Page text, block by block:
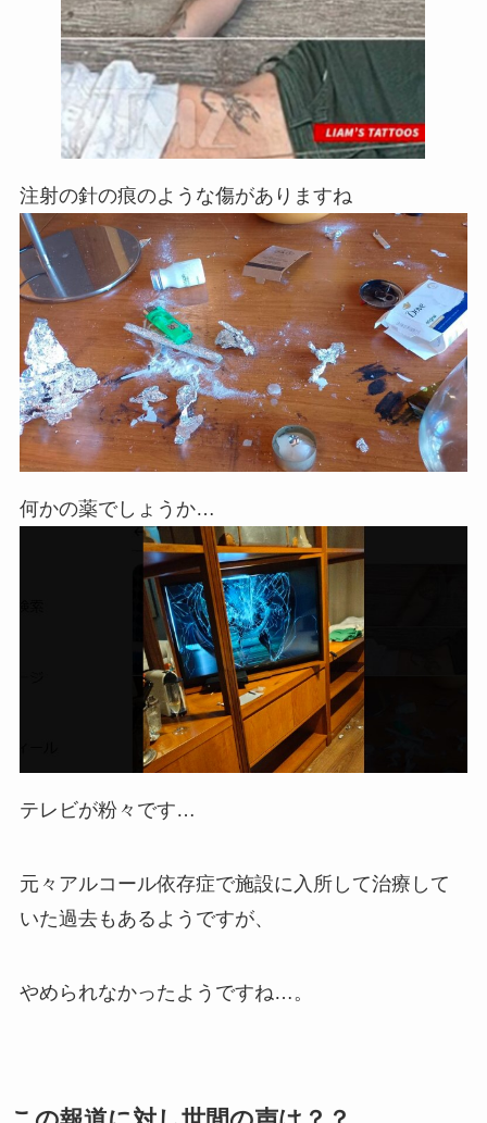
注射の針の痕のような傷がありますね
何かの薬でしょうか…
テレビが粉々です…
元々アルコール依存症で施設に入所して治療して
いた過去もあるようですが、
やめられなかったようですね…。